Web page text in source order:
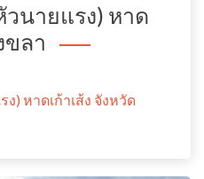
วนายแรง) หาด
ขลา
ง) หาดเก้าเส้ง จังหวัด